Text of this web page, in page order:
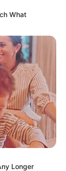
What
Longer